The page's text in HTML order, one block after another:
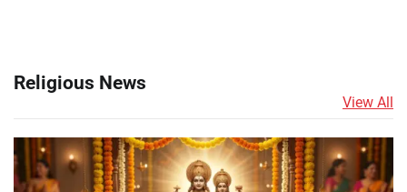
Religious News
View All